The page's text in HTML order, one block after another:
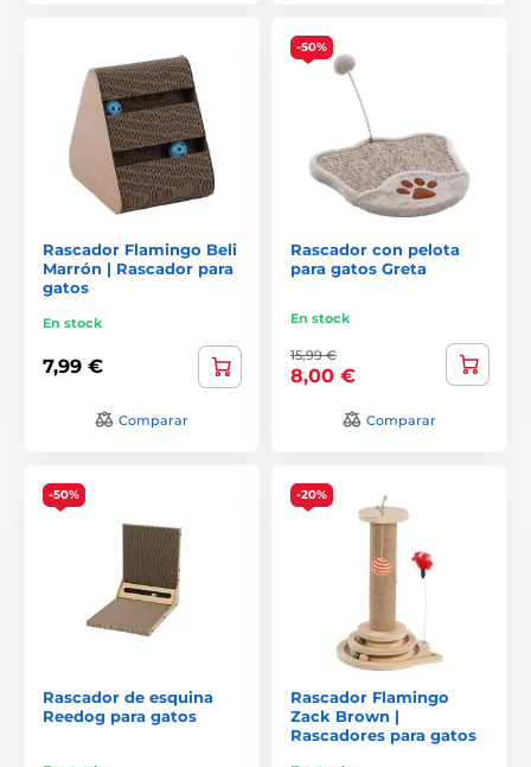
Rascador Flamingo Beli
Marrón | Rascador para
gatos
En stock
7,99 €
Comparar
-50%
Rascador con pelota
para gatos Greta
En stock
15,99 €
8,00 €
Comparar
-50%
Rascador de esquina
Reedog para gatos
-20%
Rascador Flamingo
Zack Brown |
Rascadores para gatos